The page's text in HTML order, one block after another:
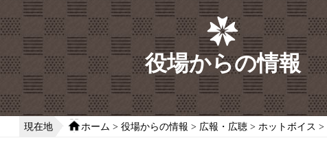
役場からの情報
現在地 ホーム > 役場からの情報 > 広報・広聴 > ホットボイス >